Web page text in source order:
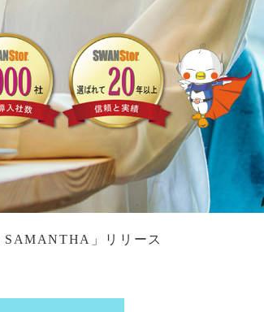
SAMANTHA」リリース